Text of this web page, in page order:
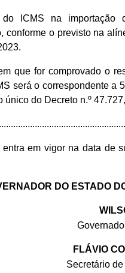
do ICMS na importação
conforme o previsto na
que for comprovado o
será o correspondente a
único do Decreto n.º
entra em vigor na data de
DO ESTADO
FLÁVIO
Secretário